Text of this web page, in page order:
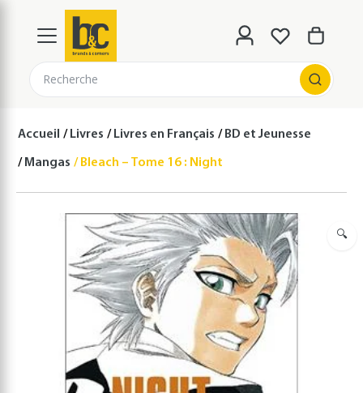
Recherche
Accueil Livres Livres en Français BD et Jeunesse
Mangas Bleach – Tome 16 : Night of wijnruit
🔍